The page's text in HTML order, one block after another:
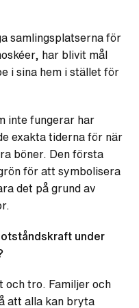
samlingsplatserna för
har blivit mål
i sina hem i stället för
inte fungerar har
exakta tiderna för när
böner. Den första
för att symbolisera
det på grund av
under
och tro. Familjer och
att alla kan bryta